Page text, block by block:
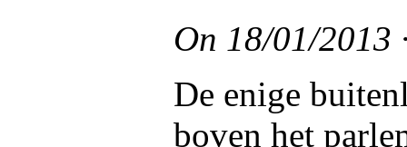
On 18/01/2013
De enige
boven het